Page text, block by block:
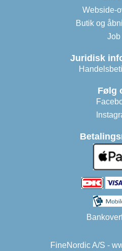
Webside-
Butik og
Job
Juridisk
Følg
FineNordic A/S -